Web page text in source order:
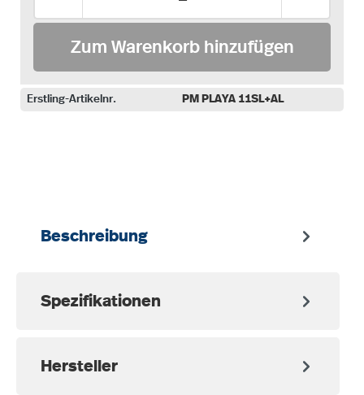
Zum Warenkorb hinzufügen
Erstling-Artikelnr. PM PLAYA 11SL+AL
Beschreibung
Spezifikationen
Hersteller